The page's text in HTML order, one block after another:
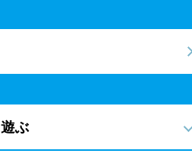
遊ぶ